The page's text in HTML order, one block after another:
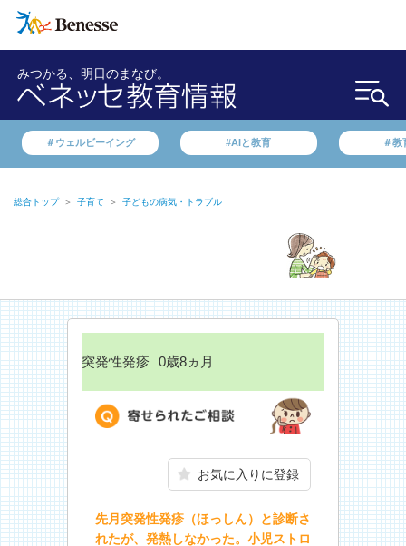
みつかる、明日のまなび。
＃ウェルビーイング #AIと教育 ＃教
総合トップ ＞ 子育て ＞ 子どもの病気・トラブル
突発性発疹 0歳8ヵ月
お気に入りに登録
先月突発性発疹（ほっしん）と診断さ
れたが、発熱しなかった。小児ストロ